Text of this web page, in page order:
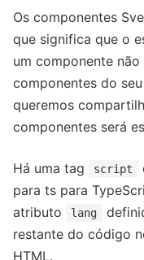
Os componentes
que significa que o
um componente
componentes do
queremos
componentes será
Há uma tag script
para ts para
atributo
lang
restante do código
HTML.